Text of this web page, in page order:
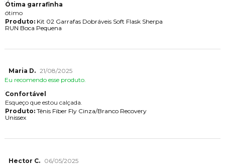
Ótima garrafinha
ótimo
Produto:Kit 02 Garrafas Dobráveis Soft Flask Sherpa
RUN Boca Pequena
Maria D. 21/08/2025
Eu recomendo esse produto.
Confortável
Esqueço que estou calçada.
Produto:Tênis Fiber Fly Cinza/Branco Recovery
Unissex
Hector C.
06/05/2025